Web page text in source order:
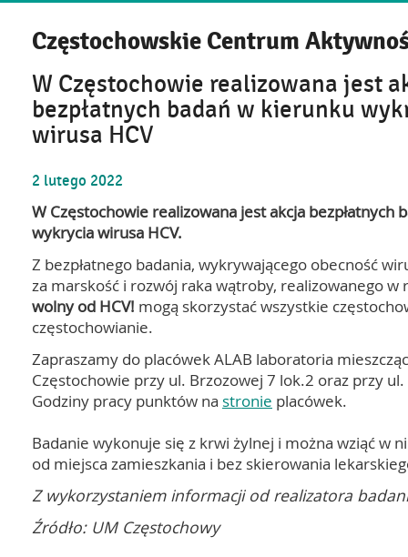
Częstochowskie Centrum
W Częstochowie realizowana jest
bezpłatnych badań w kierunku
wirusa HCV
2 lutego 2022
W Częstochowie realizowana jest akcja bezpłatnych
wykrycia wirusa HCV.
Z bezpłatnego badania, wykrywającego obecność
za marskość i rozwój raka wątroby, realizowanego w
wolny od HCV! mogą skorzystać wszystkie
częstochowianie.
Zapraszamy do placówek ALAB laboratoria
Częstochowie przy ul. Brzozowej 7 lok.2 oraz przy ul.
Godziny pracy punktów na stronie placówek.
Badanie wykonuje się z krwi żylnej i można wziąć w
od miejsca zamieszkania i bez skierowania
Z wykorzystaniem informacji od realizatora
Źródło: UM Częstochowy